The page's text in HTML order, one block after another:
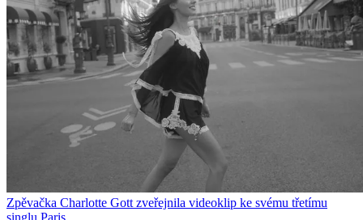
Zpěvačka Charlotte Gott zveřejnila videoklip ke svému třetímu